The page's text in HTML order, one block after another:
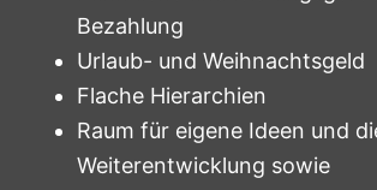
Bezahlung
Urlaub- und Weihnachtsgeld
Flache Hierarchien
Raum für eigene Ideen und
Weiterentwicklung sowie